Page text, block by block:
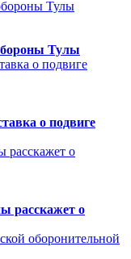
Тулы
о подвиге
расскажет о